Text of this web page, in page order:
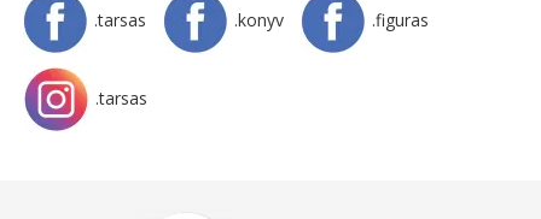
.tarsas .konyv .figuras
.tarsas